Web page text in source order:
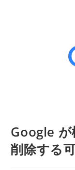
Google が
削除する